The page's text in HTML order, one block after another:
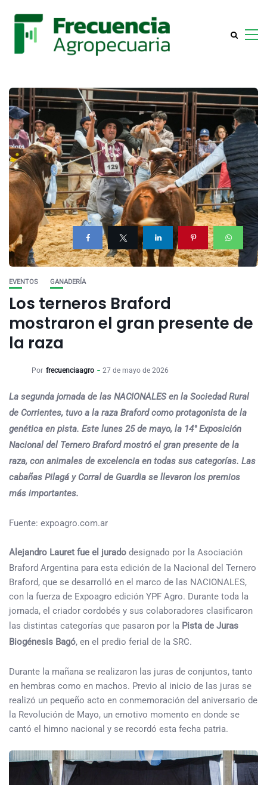
EVENTOS GANADERÍA
Los terneros Braford
mostraron el gran presente de
la raza
Por frecuenciaagro 27 de mayo de 2026
La segunda jornada de las NACIONALES en la Sociedad Rural
de Corrientes, tuvo a la raza Braford como protagonista de la
genética en pista. Este lunes 25 de mayo, la 14° Exposición
Nacional del Ternero Braford mostró el gran presente de la
raza, con animales de excelencia en todas sus categorías. Las
cabañas Pilagá y Corral de Guardia se llevaron los premios
más importantes.
Fuente: expoagro.com.ar
Alejandro Lauret fue el jurado designado por la Asociación
Braford Argentina para esta edición de la Nacional del Ternero
Braford, que se desarrolló en el marco de las NACIONALES,
con la fuerza de Expoagro edición YPF Agro. Durante toda la
jornada, el criador cordobés y sus colaboradores clasificaron
las distintas categorías que pasaron por la Pista de Juras
Biogénesis Bagó, en el predio ferial de la SRC.
Durante la mañana se realizaron las juras de conjuntos, tanto
en hembras como en machos. Previo al inicio de las juras se
realizó un pequeño acto en conmemoración del aniversario de
la Revolución de Mayo, un emotivo momento en donde se
cantó el himno nacional y se recordó esta fecha patria.